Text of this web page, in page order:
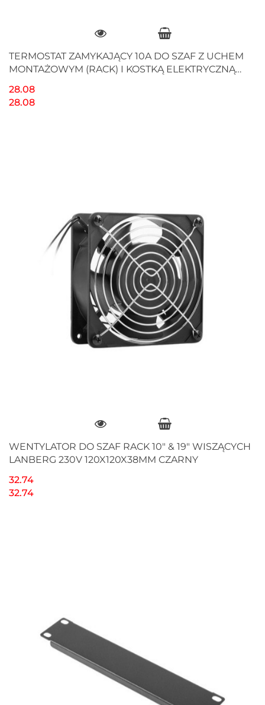
TERMOSTAT ZAMYKAJĄCY 10A DO SZAF Z UCHEM
MONTAŻOWYM (RACK) I KOSTKĄ ELEKTRYCZNĄ
28.08
28.08
WENTYLATOR DO SZAF RACK 10" & 19" WISZĄCYCH
LANBERG 230V 120X120X38MM CZARNY
32.74
32.74